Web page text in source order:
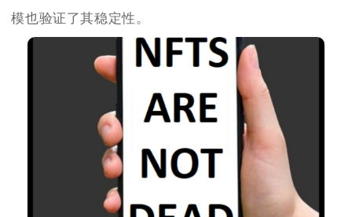
模也验证了其稳定性。